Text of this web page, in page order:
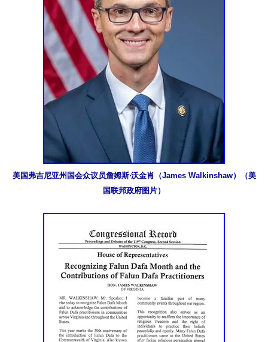
美国弗吉尼亚州国会众议员詹姆斯‧沃金肖（James Walkinshaw）（美
国联邦政府图片）